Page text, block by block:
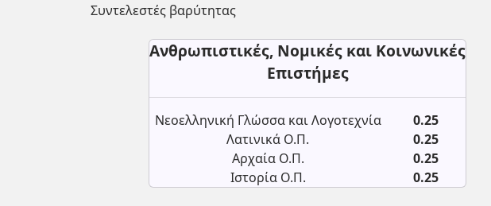
Συντελεστές βαρύτητας
Ανθρωπιστικές, Νομικές και Κοινωνικές
Επιστήμες
Νεοελληνική Γλώσσα και Λογοτεχνία
0.25
Λατινικά Ο.Π.
0.25
Αρχαία Ο.Π.
0.25
Ιστορία Ο.Π.
0.25